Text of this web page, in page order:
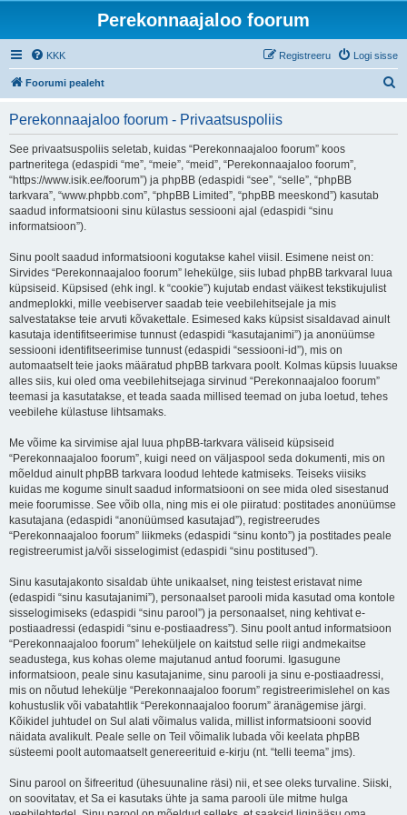
Perekonnaajaloo foorum
KKK Logi sisse
Registreeru
Foorumi pealeht
Perekonnaajaloo foorum - Privaatsuspoliis
See privaatsuspoliis seletab, kuidas “Perekonnaajaloo foorum” koos
partneritega (edaspidi “me”, “meie”, “meid”, “Perekonnaajaloo foorum”,
“https://www.isik.ee/foorum”) ja phpBB (edaspidi “see”, “selle”, “phpBB
tarkvara”, “www.phpbb.com”, “phpBB Limited”, “phpBB meeskond”) kasutab
saadud informatsiooni sinu külastus sessiooni ajal (edaspidi “sinu
informatsioon”).
Sinu poolt saadud informatsiooni kogutakse kahel viisil. Esimene neist on:
Sirvides “Perekonnaajaloo foorum” lehekülge, siis lubad phpBB tarkvaral luua
küpsiseid. Küpsised (ehk ingl. k “cookie”) kujutab endast väikest tekstikujulist
andmeplokki, mille veebiserver saadab teie veebilehitsejale ja mis
salvestatakse teie arvuti kõvakettale. Esimesed kaks küpsist sisaldavad ainult
kasutaja identifitseerimise tunnust (edaspidi “kasutajanimi”) ja anonüümse
sessiooni identifitseerimise tunnust (edaspidi “sessiooni-id”), mis on
automaatselt teie jaoks määratud phpBB tarkvara poolt. Kolmas küpsis luuakse
alles siis, kui oled oma veebilehitsejaga sirvinud “Perekonnaajaloo foorum”
teemasi ja kasutatakse, et teada saada millised teemad on juba loetud, tehes
veebilehe külastuse lihtsamaks.
Me võime ka sirvimise ajal luua phpBB-tarkvara väliseid küpsiseid
“Perekonnaajaloo foorum”, kuigi need on väljaspool seda dokumenti, mis on
mõeldud ainult phpBB tarkvara loodud lehtede katmiseks. Teiseks viisiks
kuidas me kogume sinult saadud informatsiooni on see mida oled sisestanud
meie foorumisse. See võib olla, ning mis ei ole piiratud: postitades anonüümse
kasutajana (edaspidi “anonüümsed kasutajad”), registreerudes
“Perekonnaajaloo foorum” liikmeks (edaspidi “sinu konto”) ja postitades peale
registreerumist ja/või sisselogimist (edaspidi “sinu postitused”).
Sinu kasutajakonto sisaldab ühte unikaalset, ning teistest eristavat nime
(edaspidi “sinu kasutajanimi”), personaalset parooli mida kasutad oma kontole
sisselogimiseks (edaspidi “sinu parool”) ja personaalset, ning kehtivat e-
postiaadressi (edaspidi “sinu e-postiaadress”). Sinu poolt antud informatsioon
“Perekonnaajaloo foorum” leheküljele on kaitstud selle riigi andmekaitse
seadustega, kus kohas oleme majutanud antud foorumi. Igasugune
informatsioon, peale sinu kasutajanime, sinu parooli ja sinu e-postiaadressi,
mis on nõutud lehekülje “Perekonnaajaloo foorum” registreerimislehel on kas
kohustuslik või vabatahtlik “Perekonnaajaloo foorum” äranägemise järgi.
Kõikidel juhtudel on Sul alati võimalus valida, millist informatsiooni soovid
näidata avalikult. Peale selle on Teil võimalik lubada või keelata phpBB
süsteemi poolt automaatselt genereerituid e-kirju (nt. “telli teema” jms).
Sinu parool on šifreeritud (ühesuunaline räsi) nii, et see oleks turvaline. Siiski,
on soovitatav, et Sa ei kasutaks ühte ja sama parooli üle mitme hulga